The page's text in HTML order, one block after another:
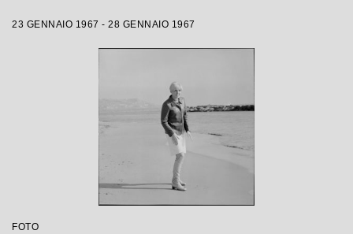
23 GENNAIO 1967 - 28 GENNAIO 1967
FOTO